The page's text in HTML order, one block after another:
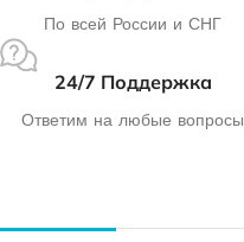
По всей России и СНГ
24/7 Поддержка
Ответим на любые вопросы